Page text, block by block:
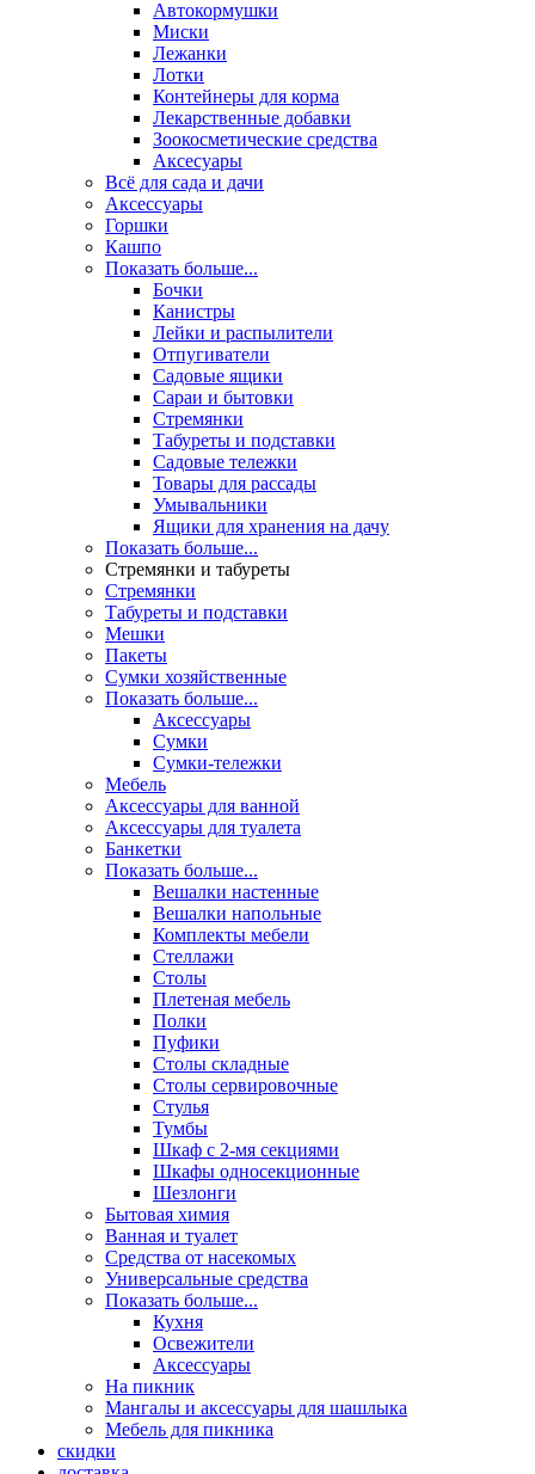
Автокормушки
Миски
Лежанки
Лотки
Контейнеры для корма
Лекарственные добавки
Зоокосметические средства
Аксесуары
Всё для сада и дачи
Аксессуары
Горшки
Кашпо
Показать больше...
Бочки
Канистры
Лейки и распылители
Отпугиватели
Садовые ящики
Сараи и бытовки
Стремянки
Табуреты и подставки
Садовые тележки
Товары для рассады
Умывальники
Ящики для хранения на дачу
Показать больше...
Стремянки и табуреты
Стремянки
Табуреты и подставки
Мешки
Пакеты
Сумки хозяйственные
Показать больше...
Аксессуары
Сумки
Сумки-тележки
Мебель
Аксессуары для ванной
Аксессуары для туалета
Банкетки
Показать больше...
Вешалки настенные
Вешалки напольные
Комплекты мебели
Стеллажи
Столы
Плетеная мебель
Полки
Пуфики
Столы складные
Столы сервировочные
Стулья
Тумбы
Шкаф с 2-мя секциями
Шкафы односекционные
Шезлонги
Бытовая химия
Ванная и туалет
Средства от насекомых
Универсальные средства
Показать больше...
Кухня
Освежители
Аксессуары
На пикник
Мангалы и аксессуары для шашлыка
Мебель для пикника
скидки